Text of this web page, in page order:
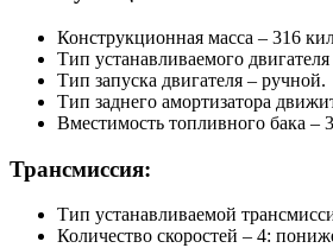
Конструкционная масса – 316
Тип устанавливаемого
Тип запуска двигателя – ручной.
Тип заднего амортизатора
Вместимость топливного бака –
Трансмиссия:
Тип устанавливаемой
Количество скоростей – 4: